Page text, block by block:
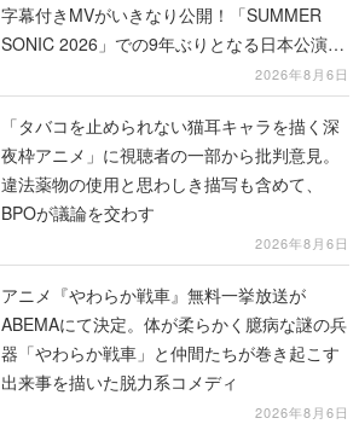
字幕付きMVがいきなり公開！「SUMMER
SONIC 2026」での9年ぶりとなる日本公演を
2026年8月6日
「タバコを止められない猫耳キャラを描く深
夜枠アニメ」に視聴者の一部から批判意見。
違法薬物の使用と思わしき描写も含めて、
BPOが議論を交わす
2026年8月6日
アニメ『やわらか戦車』無料一挙放送が
ABEMAにて決定。体が柔らかく臆病な謎の兵
器「やわらか戦車」と仲間たちが巻き起こす
出来事を描いた脱力系コメディ
2026年8月6日